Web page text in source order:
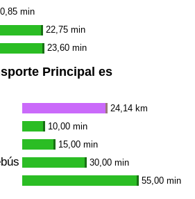
0,85 min
22,75 min
23,60 min
Principal es
24,14 km
10,00 min
15,00 min
30,00 min
55,00 min
País